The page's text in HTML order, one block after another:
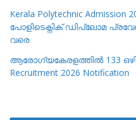
Kerala Polytechnic
പോളിടെക്നിക് ഡിപ്ലോമ
വരെ
ആരോഗ്യകേരളത്തിൽ 133
Recruitment 2026 Notification